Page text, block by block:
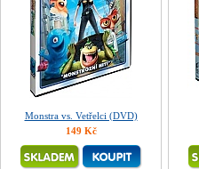
Monstra vs. Vetřelci (DVD)
149 Kč